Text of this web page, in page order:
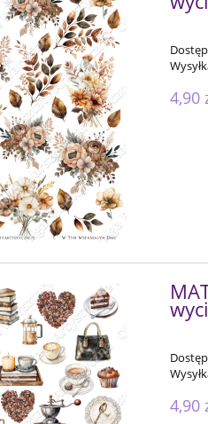
4,90
4,90